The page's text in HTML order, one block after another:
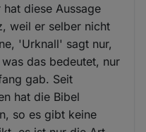
diese Aussage
weil er selber nicht
'Urknall' sagt nur,
das bedeutet, nur
gab. Seit
hat die Bibel
so es gibt keine